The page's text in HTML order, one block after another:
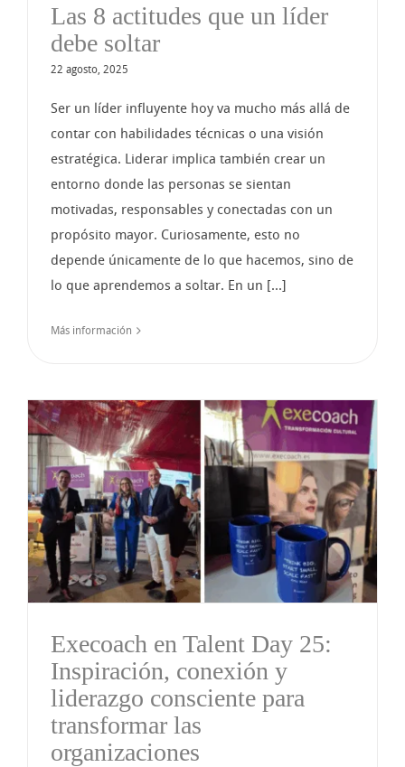
Las 8 actitudes que un líder
debe soltar
22 agosto, 2025
Ser un líder influyente hoy va mucho más allá de
contar con habilidades técnicas o una visión
estratégica. Liderar implica también crear un
entorno donde las personas se sientan
motivadas, responsables y conectadas con un
propósito mayor. Curiosamente, esto no
depende únicamente de lo que hacemos, sino de
lo que aprendemos a soltar. En un [...]
Más información
Execoach en Talent Day 25:
Inspiración, conexión y
liderazgo consciente para
transformar las
organizaciones